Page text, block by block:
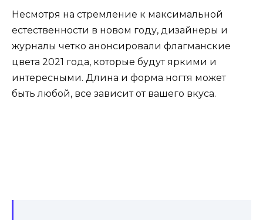
Несмотря на стремление к максимальной
естественности в новом году, дизайнеры и
журналы четко анонсировали флагманские
цвета 2021 года, которые будут яркими и
интересными. Длина и форма ногтя может
быть любой, все зависит от вашего вкуса.